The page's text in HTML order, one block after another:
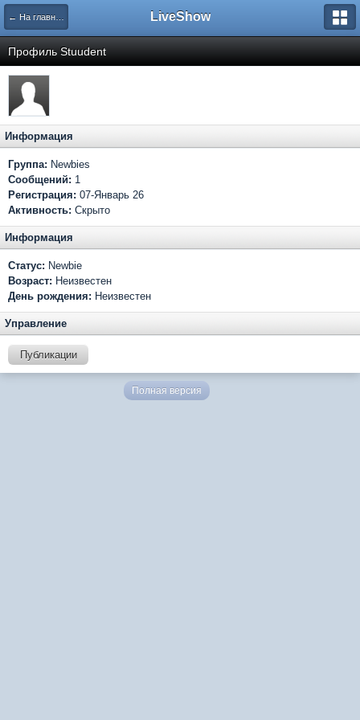
← На главную LiveShow
Профиль Stuudent
Информация
Группа: Newbies
Сообщений: 1
Регистрация: 07-Январь 26
Активность: Скрыто
Информация
Статус: Newbie
Возраст: Неизвестен
День рождения: Неизвестен
Управление
Публикации
Полная версия